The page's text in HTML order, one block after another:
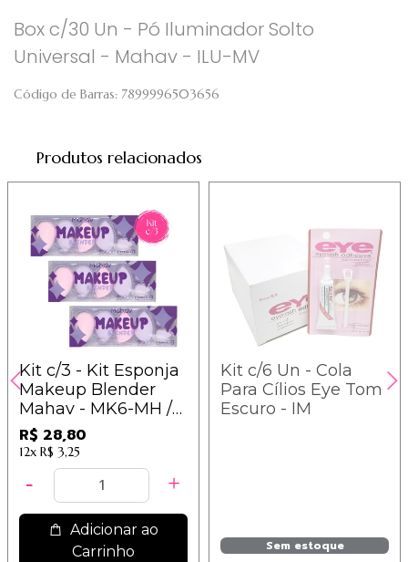
Box c/30 Un - Pó Iluminador Solto
Universal - Mahav - ILU-MV
Código de Barras: 7899996503656
Produtos relacionados
Kit c/3 - Kit Esponja
Makeup Blender
Mahav - MK6-MH /
9,60
R$ 28,80
12x R$ 3,25
Adicionar ao
Carrinho
Kit c/6 Un - Cola
Para Cílios Eye Tom
Escuro - IM
Sem estoque